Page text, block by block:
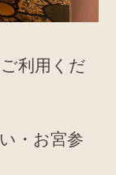
利用くだ
・お宮参